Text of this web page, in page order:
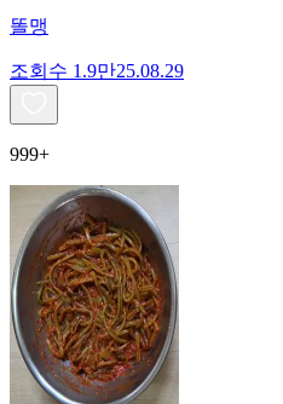
똘맹
조회수 1.9만25.08.29
999+